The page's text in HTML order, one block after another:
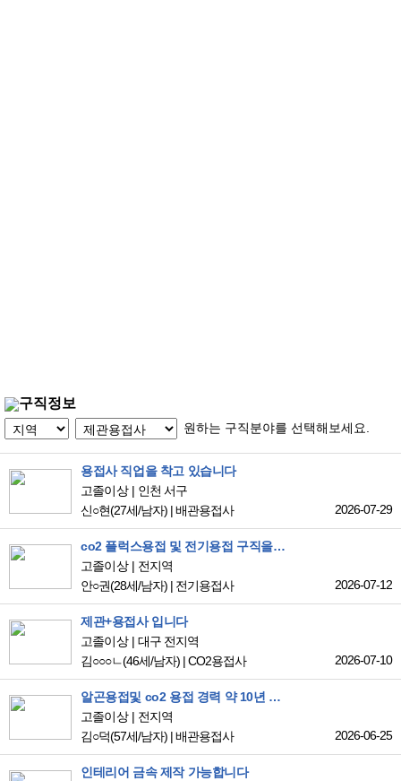
구직정보
원하는 구직분야를 선택해보세요.
용접사 직업을 착고 있습니다
고졸이상
인천 서구
신○현(27세/남자) |배관용접사 2026-07-29
co2 플럭스용접 및 전기용접 구직을 하고있습니다
고졸이상
전지역
안○권(28세/남자) | 전기용접사 2026-07-12
제관+용접사 입니다
고졸이상
대구 전지역
김○○○ㄴ(46세/남자) |CO2용접사 2026-07-10
알곤용접및 co2 용접 경력 약 10년 정도 되구요 그외 현장경험 5년이상 됩니다.
고졸이상
전지역
김○덕(57세/남자) |배관용접사 2026-06-25
인테리어 금속 제작 가능합니다